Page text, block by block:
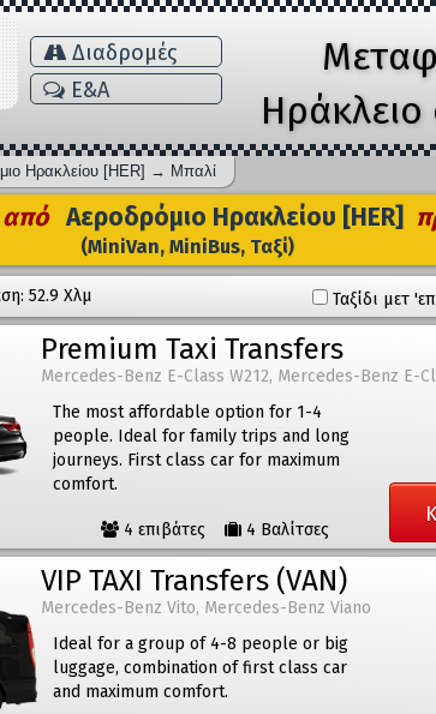
Διαδρομές
E&A
Ηρακλείου [HER] → Μπαλί
από Αεροδρόμιο Ηρακλείου [HER]
(MiniVan, MiniBus, Ταξί)
52.9 Χλμ Ταξίδι μετ
Premium Taxi Transfers
Mercedes-Benz E-Class W212, Mercedes-Benz E-
The most affordable option for 1-4
people. Ideal for family trips and long
journeys. First class car for maximum
comfort.
4 επιβάτες 4 Βαλίτσες
VIP TAXI Transfers (VAN)
Mercedes-Benz Vito, Mercedes-Benz Viano
Ideal for a group of 4-8 people or big
luggage, combination of first class car
and maximum comfort.